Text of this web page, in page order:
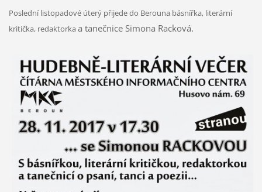
Poslední listopadové úterý přijede do Berouna básnířka, literární
kritička, redaktorka a tanečnice Simona Racková.